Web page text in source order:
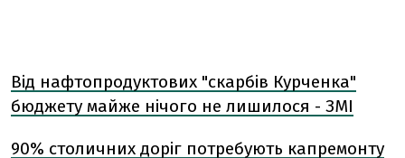
Від нафтопродуктових "скарбів Курченка"
бюджету майже нічого не лишилося - ЗМІ
90% столичних доріг потребують капремонту